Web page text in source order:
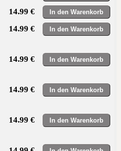
14.99 €
14.99 €
14.99 €
14.99 €
14.99 €